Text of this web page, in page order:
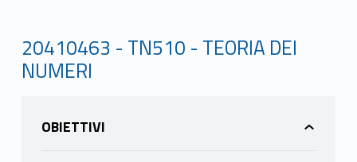
20410463 - TN510 - TEORIA DEI
NUMERI
OBIETTIVI